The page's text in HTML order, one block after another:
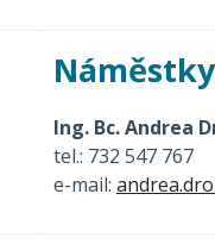
Ing. Bc. Andrea
tel.: 732 547 767
e-mail: